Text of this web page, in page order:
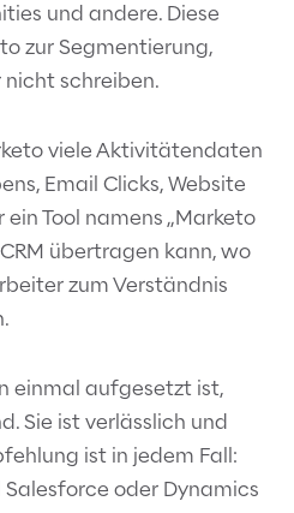
und andere. Diese
zur Segmentierung,
schreiben.
viele Aktivitätendaten
Email Clicks, Website
ein Tool namens „Marketo
übertragen kann, wo
zum Verständnis
einmal aufgesetzt ist,
Sie ist verlässlich und
ist in jedem Fall:
oder Dynamics